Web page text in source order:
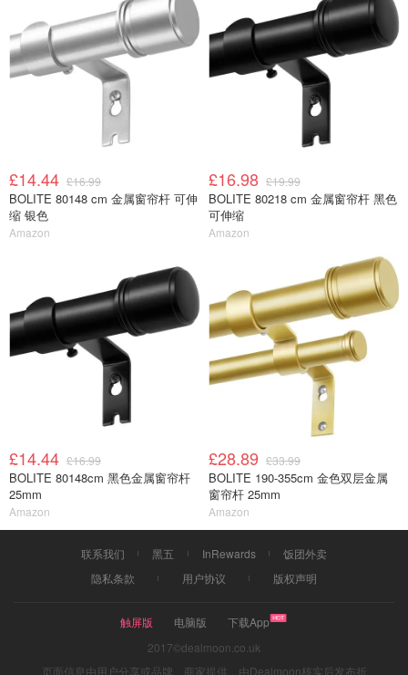
£14.44 £16.99
BOLITE 80148 cm 金属窗帘杆 可伸
缩 银色
Amazon
£16.98 £19.99
BOLITE 80218 cm 金属窗帘杆 黑色
可伸缩
Amazon
£14.44 £16.99
BOLITE 80148cm 黑色金属窗帘杆
25mm
Amazon
£28.89 £33.99
BOLITE 190-355cm 金色双层金属
窗帘杆 25mm
Amazon
联系我们 黑五 InRewards
饭团外卖
隐私条款
用户协议 版权声明
触屏版 电脑版
下载App
2017©dealmoon.co.uk
页面信息由用户分享或品牌、商家提供，由Dealmoon核实后发布折